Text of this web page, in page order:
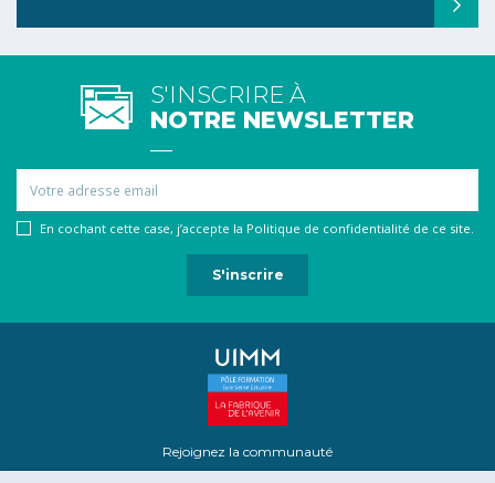
S'INSCRIRE À
NOTRE NEWSLETTER
En cochant cette case, j’accepte la Politique de confidentialité de ce site.
Rejoignez la communauté